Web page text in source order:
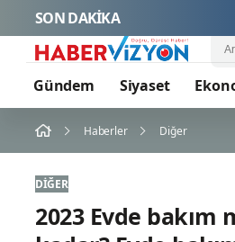
SON DAKİKA
Gündem Siyaset
Haberler Diğer
DIĞER
2023 Evde bakım